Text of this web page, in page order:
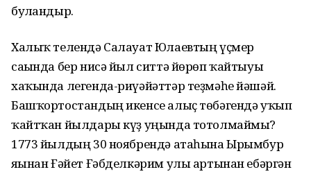
булғандыр.
Халыҡ телендә Салауат Юлаевтың үҫмер
сағында бер нисә йыл ситтә йөрөп ҡайтыуы
хаҡында легенда-риүәйәттәр теҙмәһе йәшәй.
Башҡортостандың икенсе алыҫ төбәгендә уҡып
ҡайтҡан йылдары күҙ уңында тотолмаймы?
1773 йылдың 30 ноябрендә атаһына Ырымбур
яғынан Ғәйет Ғәбделкәрим улы артынан ебәргән